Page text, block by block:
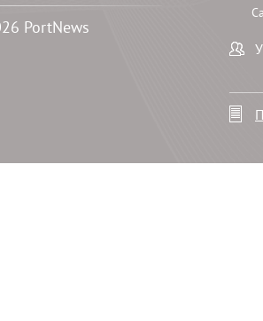
PortNews